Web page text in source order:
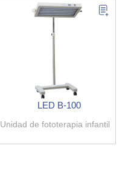
LED B-100
Unidad de fototerapia infantil